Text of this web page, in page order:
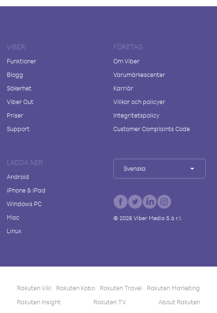
VIBER
Funktioner
Blogg
Säkerhet
Viber Out
Priser
Support
FÖRETAG
Om Viber
Varumärkescenter
Karriär
Villkor och policyer
Integritetspolicy
Customer Complaints Code
LADDA NER
Android
iPhone & iPad
Windows PC
Mac
Linux
Svenska
© 2026Viber Media S.à r.l.
Rakuten Viki Rakuten Kobo Rakuten Travel
Rakuten Marketing
Rakuten Insight
Rakuten TV About Rakuten